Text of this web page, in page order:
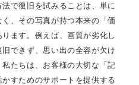
で復旧を試みることは、単に
、その写真が持つ本来の「価
ます。例えば、画質が劣化し
できず、思い出の全容が欠け
たちは、お客様の大切な「記
すためのサポートを提供する